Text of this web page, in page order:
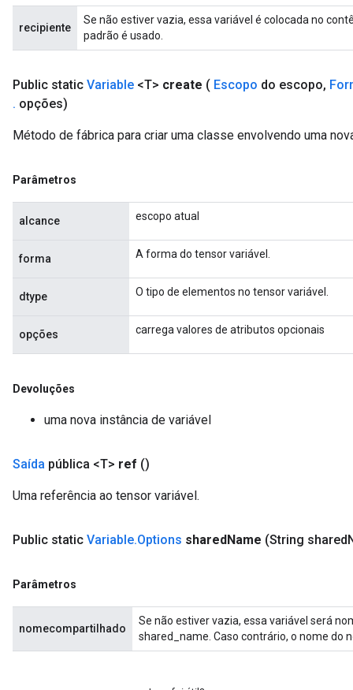
recipiente
Se não estiver vazia, essa variável é colocada no
padrão é usado.
Public static Variable <T> create ( Escopo do escopo,
. opções)
Método de fábrica para criar uma classe envolvendo uma
Parâmetros
alcance escopo atual
forma A forma do tensor variável.
dtype O tipo de elementos no tensor variável.
opções carrega valores de atributos opcionais
Devoluções
uma nova instância de variável
Saída pública <T> ref ()
Uma referência ao tensor variável.
Public static Variable.Options sharedName (String shared
Parâmetros
nomecompartilhado
Se não estiver vazia, essa variável será
shared_name. Caso contrário, o nome do